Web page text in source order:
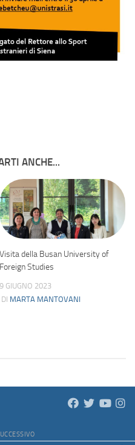
ANCHE...
Visita della Busan University of
Foreign Studies
9 GIUGNO 2023
DI MARTA MANTOVANI